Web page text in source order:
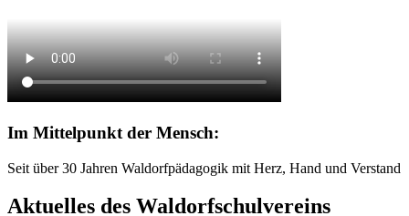
Im Mittelpunkt der Mensch:
Seit über 30 Jahren Waldorfpädagogik mit Herz, Hand und Verstand
Aktuelles des Waldorfschulvereins